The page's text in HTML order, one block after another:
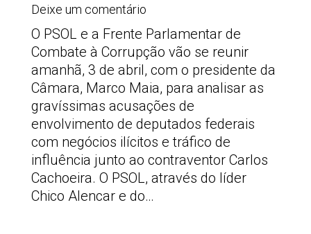
Deixe um comentário
O PSOL e a Frente Parlamentar de
Combate à Corrupção vão se reunir
amanhã, 3 de abril, com o presidente da
Câmara, Marco Maia, para analisar as
gravíssimas acusações de
envolvimento de deputados federais
com negócios ilícitos e tráfico de
influência junto ao contraventor Carlos
Cachoeira. O PSOL, através do líder
Chico Alencar e do…